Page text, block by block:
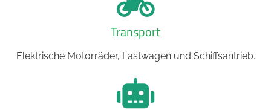
Transport
Elektrische Motorräder, Lastwagen und Schiffsantrieb.